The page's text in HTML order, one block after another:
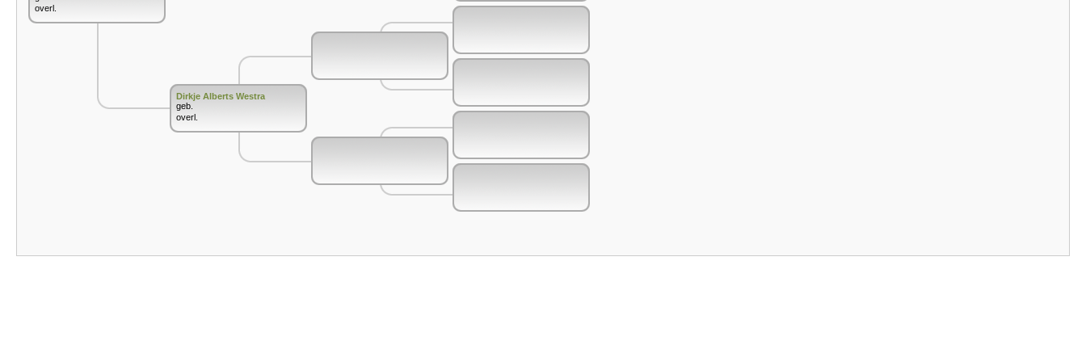
overl.
Dirkje Alberts Westra
geb.
overl.